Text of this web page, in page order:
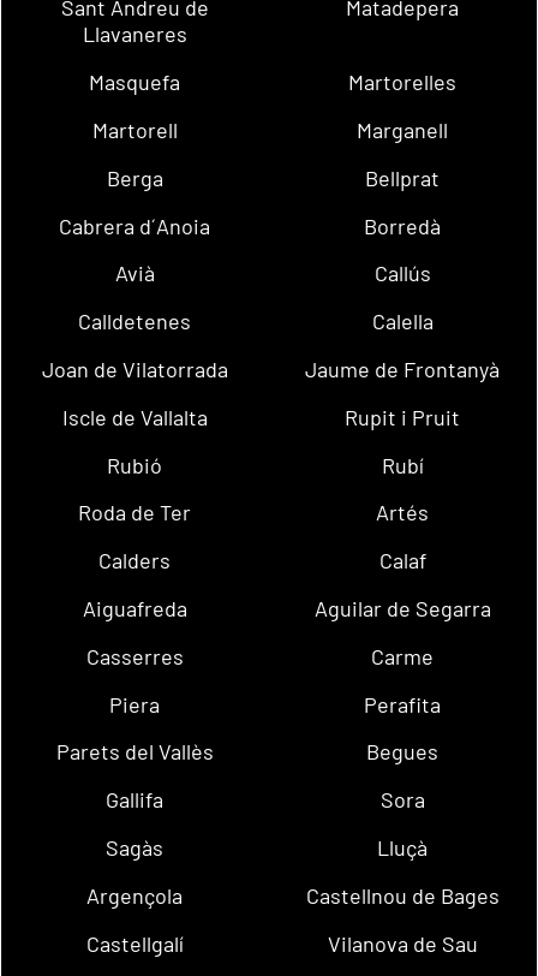
Sant Andreu de
Llavaneres
Matadepera
Masquefa
Martorelles
Martorell
Marganell
Berga
Bellprat
Cabrera d´Anoia
Borredà
Avià
Callús
Calldetenes
Calella
Joan de Vilatorrada
Jaume de Frontanyà
Iscle de Vallalta
Rupit i Pruit
Rubió
Rubí
Roda de Ter
Artés
Calders
Calaf
Aiguafreda
Aguilar de Segarra
Casserres
Carme
Piera
Perafita
Parets del Vallès
Begues
Gallifa
Sora
Sagàs
Lluçà
Argençola
Castellnou de Bages
Castellgalí
Vilanova de Sau